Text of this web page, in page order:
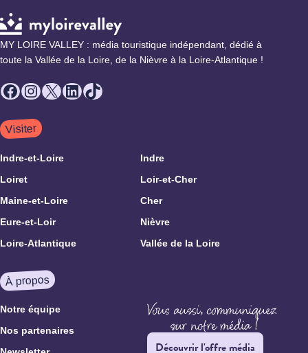
MY LOIRE VALLEY : média touristique indépendant, dédié à
toute la Vallée de la Loire, de la Nièvre à la Loire-Atlantique !
Facebook
Instagram
X LinkedIn
TikTok
Visiter
Indre-et-Loire
Indre
Loiret
Loir-et-Cher
Maine-et-Loire
Cher
Eure-et-Loir
Nièvre
Loire-Atlantique
Vallée de la Loire
À propos
Notre équipe
Nos partenaires
Découvrir l'offre média